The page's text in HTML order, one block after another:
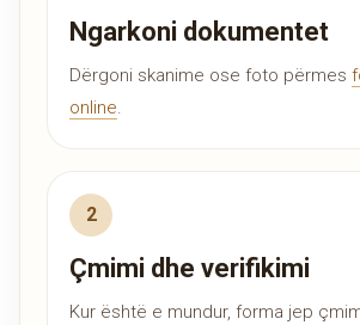
Ngarkoni dokumentet
Dërgoni skanime ose foto përmes
online.
Çmimi dhe verifikimi
Kur është e mundur, forma jep